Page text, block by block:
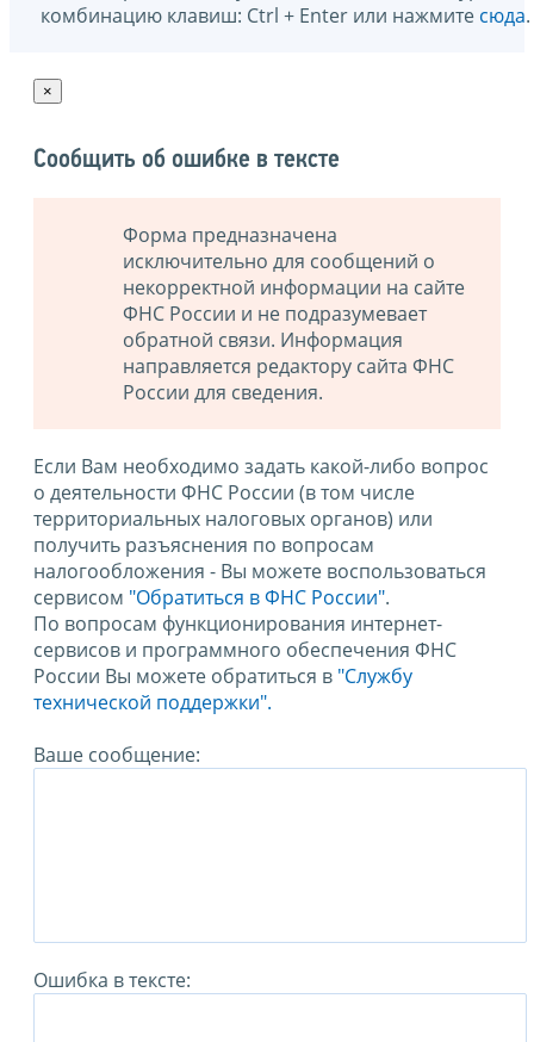
комбинацию клавиш: Ctrl + Enter или нажмите сюда.
×
Сообщить об ошибке в тексте
Форма предназначена
исключительно для сообщений о
некорректной информации на сайте
ФНС России и не подразумевает
обратной связи. Информация
направляется редактору сайта ФНС
России для сведения.
Если Вам необходимо задать какой-либо вопрос
о деятельности ФНС России (в том числе
территориальных налоговых органов) или
получить разъяснения по вопросам
налогообложения - Вы можете воспользоваться
сервисом "Обратиться в ФНС России".
По вопросам функционирования интернет-
сервисов и программного обеспечения ФНС
России Вы можете обратиться в "Службу
технической поддержки".
Ваше сообщение:
Ошибка в тексте: